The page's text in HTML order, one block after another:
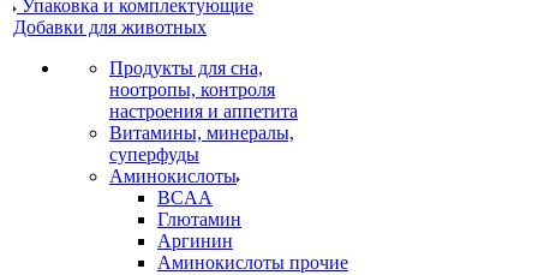
Упаковка и комплектующие
Добавки для животных
Продукты для сна,
ноотропы, контроля
настроения и аппетита
Витамины, минералы,
суперфуды
Аминокислоты
BCAA
Глютамин
Аргинин
Аминокислоты прочие